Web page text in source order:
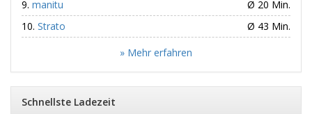
manitu
Ø 20 Min.
Strato
Ø 43 Min.
» Mehr erfahren
Schnellste Ladezeit